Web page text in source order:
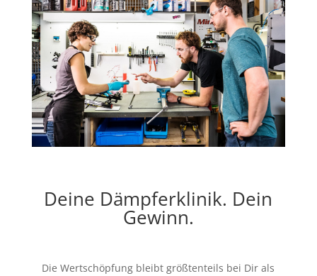
Deine Dämpferklinik. Dein
Gewinn.
Die Wertschöpfung bleibt größtenteils bei Dir als